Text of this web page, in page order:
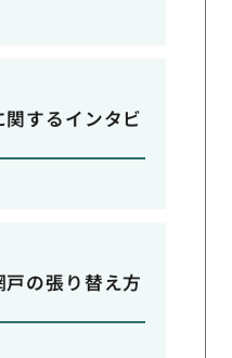
するインタビ
の張り替え方